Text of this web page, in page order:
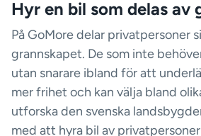
Hyr en bil som delas av
På GoMore delar privatpersoner
grannskapet. De som inte
utan snarare ibland för att
mer frihet och kan välja bland
utforska den svenska
med att hyra bil av